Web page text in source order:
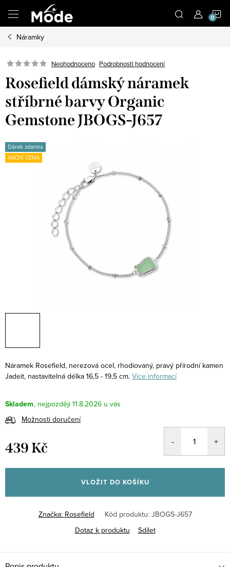
obsah
Náramky
Neohodnoceno Podrobnosti hodnocení
Rosefield dámský náramek
stříbrné barvy Organic
Gemstone JBOGS-J657
Dárek zdarma
AKČNÍ CENA
Náramek Rosefield, nerezová ocel, rhodiovaný, pravý přírodní kamen
Jadeit, nastavitelná délka 16,5 - 19,5 cm. Více informací
Skladem
11.8.2026
Možnosti doručení
439 Kč
cena:
VLOŽIT DO KOŠÍKU
Značka: Rosefield Kód produktu: JBOGS-J657
Dotaz k produktu
Sdílet